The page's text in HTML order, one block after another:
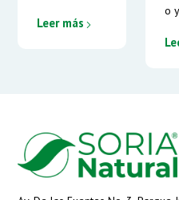
Leer más
o